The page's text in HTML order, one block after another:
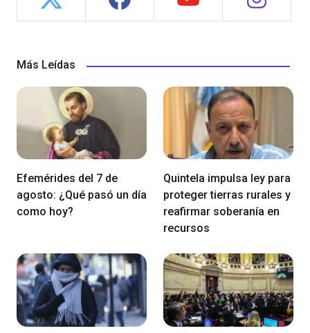
Más Leídas
Efemérides del 7 de
agosto: ¿Qué pasó un día
como hoy?
Quintela impulsa ley para
proteger tierras rurales y
reafirmar soberanía en
recursos